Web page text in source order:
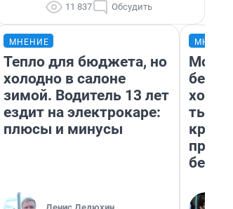
11 837 Обсудить
МНЕНИЕ
Тепло для бюджета, но
холодно в салоне
зимой. Водитель 13 лет
ездит на электрокаре:
плюсы и минусы
Мой